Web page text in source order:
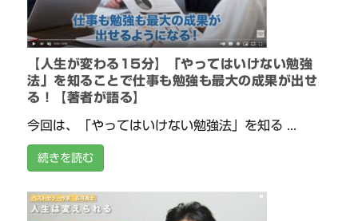
【人生が変わる15分】「やってはいけない勉強
法」を知ることで仕事も勉強も最大の成果が出せ
る！【著者が語る】
今回は、「やってはいけない勉強法」を知る ...
続きを読む